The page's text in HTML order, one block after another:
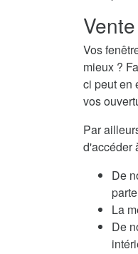
Vos
mieux ?
ci peut en
vos
Par
d'accéder
De
La
De